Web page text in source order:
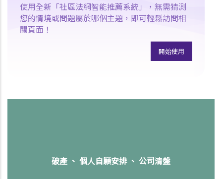
使用全新「社區法網智能推薦系統」，無需猜測
您的情境或問題屬於哪個主題，即可輕鬆訪問相
關頁面！
開始使用
破產 、 個人自願安排 、 公司清盤